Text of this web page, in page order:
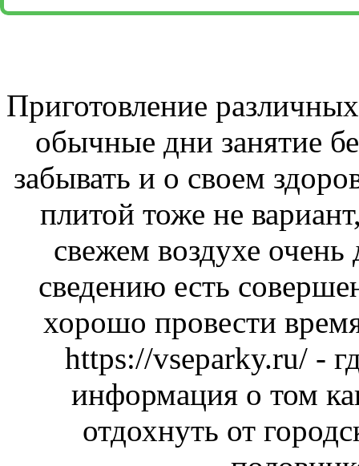
Приготовление
обычные дни занятие
забывать и о своем
плитой тоже не
свежем воздухе
сведению есть
хорошо провести
https://vseparky.ru/ -
информация о том
отдохнуть от